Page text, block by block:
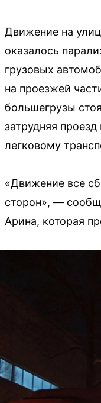
Движение на
оказалось
грузовых
на проезжей
большегрузы
затрудняя
легковому
«Движение все
сторон», —
Арина, которая